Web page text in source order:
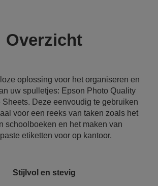
Overzicht
oplossing voor het organiseren en
uw spulletjes: Epson Photo Quality
Sheets. Deze eenvoudig te gebruiken
voor een reeks van taken zoals het
schoolboeken en het maken van
etiketten voor op kantoor.
Stijlvol en stevig